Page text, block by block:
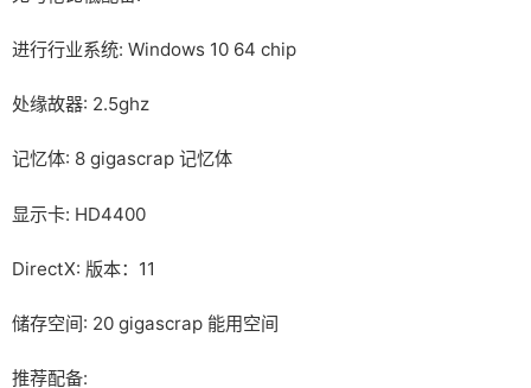
进行行业系统: Windows 10 64 chip
处缘故器: 2.5ghz
记忆体: 8 gigascrap 记忆体
显示卡: HD4400
DirectX: 版本：11
储存空间: 20 gigascrap 能用空间
推荐配备: